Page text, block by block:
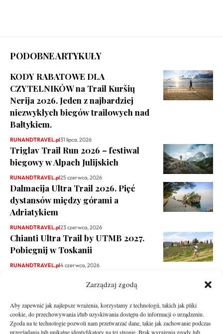
Zarządzaj zgodą
Aby zapewnić jak najlepsze wrażenia, korzystamy z technologii, takich jak pliki
cookie, do przechowywania i/lub uzyskiwania dostępu do informacji o urządzeniu.
Zgoda na te technologie pozwoli nam przetwarzać dane, takie jak zachowanie podczas
przeglądania lub unikalne identyfikatory na tej stronie. Brak wyrażenia zgody lub
PODOBNE ARTYKUŁY
KODY RABATOWE DLA
CZYTELNIKÓW na Trail Kuršių
Nerija 2026. Jeden z najbardziej
niezwykłych biegów trailowych nad
Bałtykiem.
RUNANDTRAVEL.pl31 lipca, 2026
Triglav Trail Run 2026 – festiwal
biegowy w Alpach Julijskich
RUNANDTRAVEL.pl25 czerwca, 2026
Dalmacija Ultra Trail 2026. Pięć
dystansów między górami a
Adriatykiem
RUNANDTRAVEL.pl23 czerwca, 2026
Chianti Ultra Trail by UTMB 2027.
Pobiegnij w Toskanii
RUNANDTRAVEL.pl4 czerwca, 2026